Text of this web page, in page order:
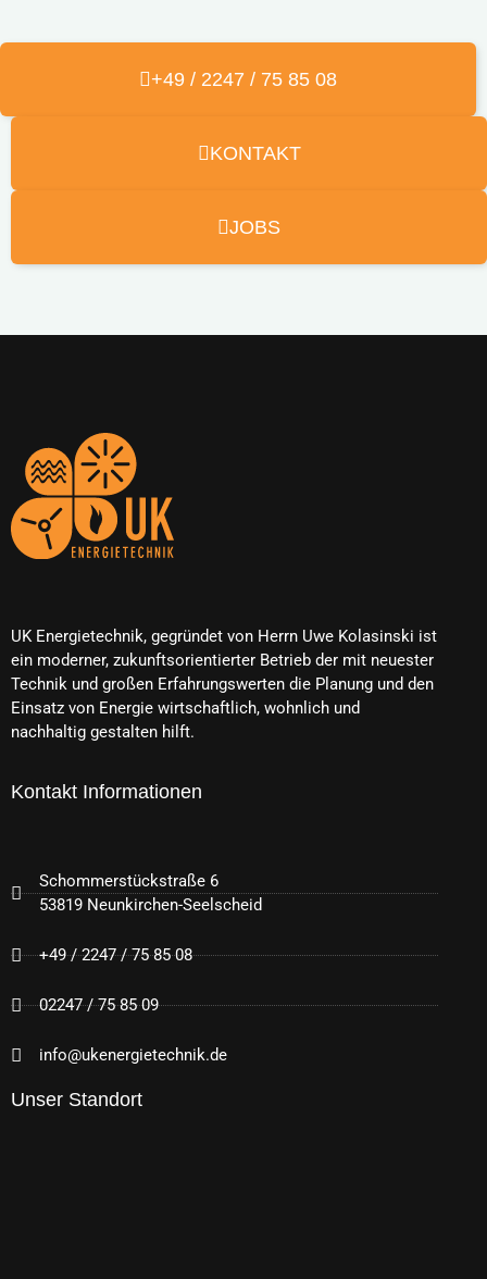
+49 / 2247 / 75 85 08
KONTAKT
JOBS
UK Energietechnik, gegründet von Herrn Uwe Kolasinski ist
ein moderner, zukunftsorientierter Betrieb der mit neuester
Technik und großen Erfahrungswerten die Planung und den
Einsatz von Energie wirtschaftlich, wohnlich und
nachhaltig gestalten hilft.
Kontakt Informationen
Schommerstückstraße 6
53819 Neunkirchen-Seelscheid
+49 / 2247 / 75 85 08
02247 / 75 85 09
info@ukenergietechnik.de
Unser Standort